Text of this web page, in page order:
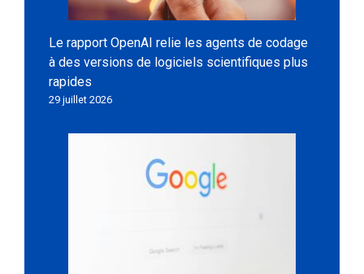
Le rapport OpenAI relie les agents de codage
à des versions de logiciels scientifiques plus
rapides
29 juillet 2026